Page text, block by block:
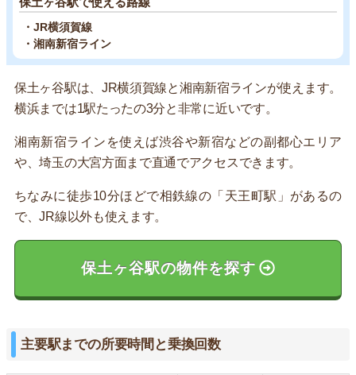
・JR横須賀線
・湘南新宿ライン
保土ヶ谷駅は、JR横須賀線と湘南新宿ラインが使えます。
横浜までは1駅たったの3分と非常に近いです。
湘南新宿ラインを使えば渋谷や新宿などの副都心エリア
や、埼玉の大宮方面まで直通でアクセスできます。
ちなみに徒歩10分ほどで相鉄線の「天王町駅」があるの
で、JR線以外も使えます。
保土ヶ谷駅の物件を探す
主要駅までの所要時間と乗換回数